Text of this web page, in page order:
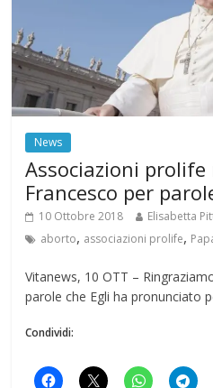
News
Associazioni
Francesco per
10 Ottobre 2018 Elisabetta
aborto, associazioni prolife,
Vitanews, 10 OTT –
parole che Egli ha pronunciato
Condividi: